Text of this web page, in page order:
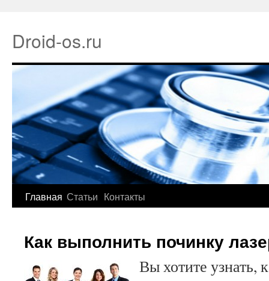
Droid-os.ru
Главная Статьи Контакты
Как выполнить починку
Вы хотите узнать,